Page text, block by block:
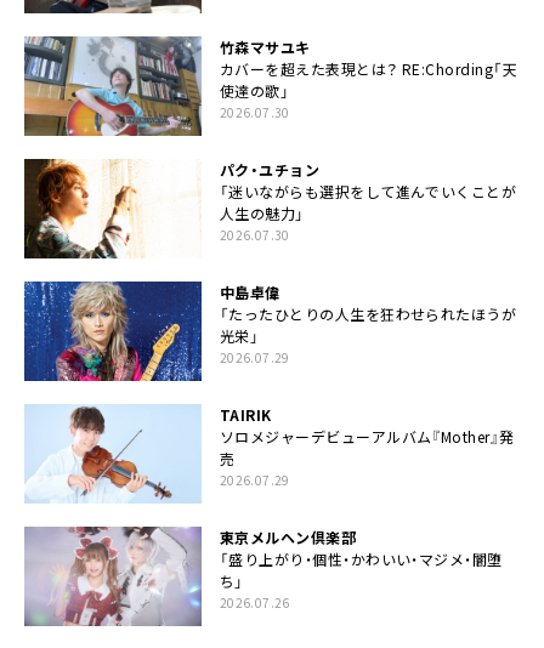
竹森マサユキ
カバーを超えた表現とは？ RE:Chording「天
使達の歌」
2026.07.30
パク・ユチョン
「迷いながらも選択をして進んでいくことが
人生の魅力」
2026.07.30
中島卓偉
「たったひとりの人生を狂わせられたほうが
光栄」
2026.07.29
TAIRIK
ソロメジャーデビューアルバム『Mother』発
売
2026.07.29
東京メルヘン倶楽部
「盛り上がり・個性・かわいい・マジメ・闇堕
ち」
2026.07.26